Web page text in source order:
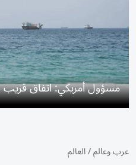
مسؤول أمريكي: اتفاق
عرب وعالم/العالم